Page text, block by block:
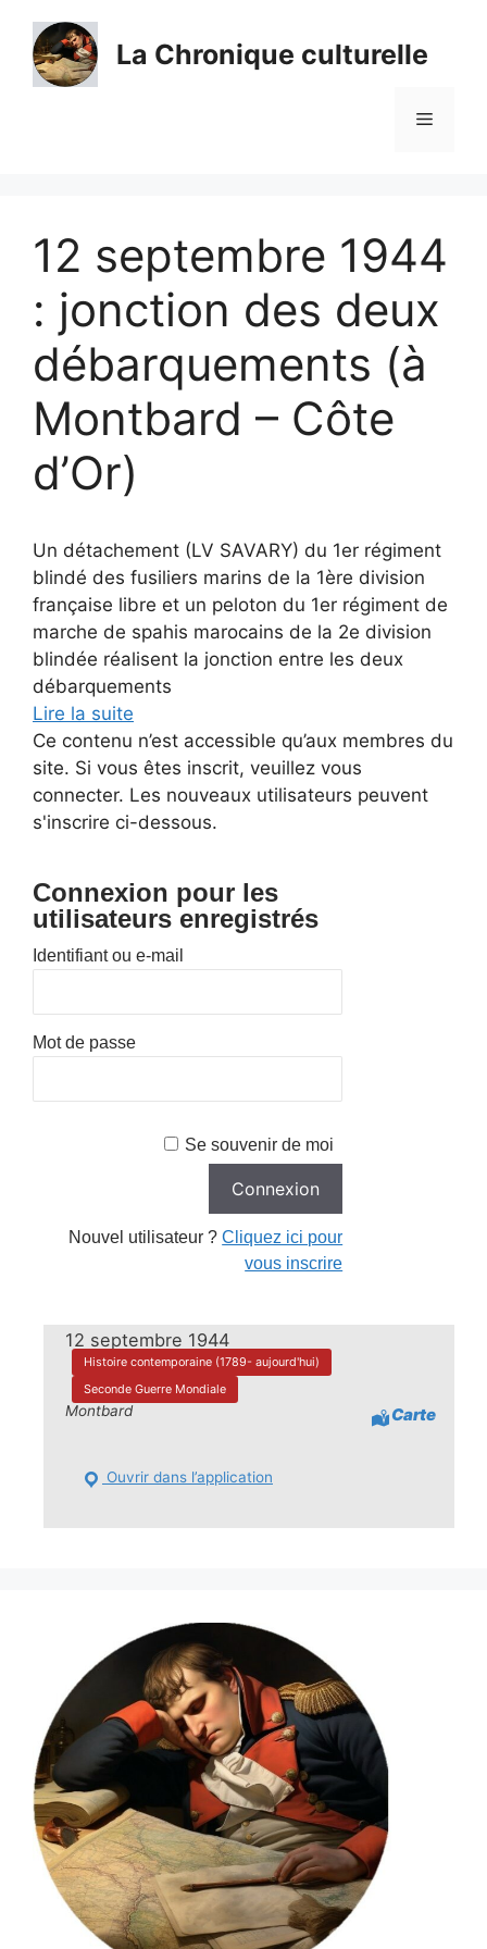
contenu
La Chronique culturelle
Menu
12 septembre 1944
: jonction des deux
débarquements (à
Montbard – Côte
d’Or)
Un détachement (LV SAVARY) du 1er régiment
blindé des fusiliers marins de la 1ère division
française libre et un peloton du 1er régiment de
marche de spahis marocains de la 2e division
blindée réalisent la jonction entre les deux
débarquements
Lire la suite
Ce contenu n’est accessible qu’aux membres du
site. Si vous êtes inscrit, veuillez vous
connecter. Les nouveaux utilisateurs peuvent
s'inscrire ci-dessous.
Connexion pour les
utilisateurs enregistrés
Identifiant ou e-mail
Mot de passe
Se souvenir de moi
Nouvel utilisateur ?Cliquez ici pour
vous inscrire
12 septembre 1944
Histoire contemporaine (1789- aujourd'hui)
Seconde Guerre Mondiale
Montbard Carte
Ouvrir dans l’application